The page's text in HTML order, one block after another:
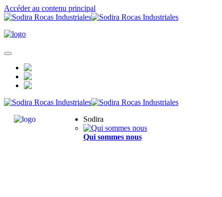
Accéder au contenu principal
Sodira
Qui sommes nous